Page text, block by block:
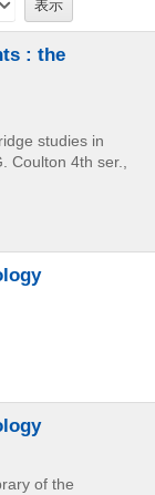
: the
studies in
Coulton 4th ser.,
of the